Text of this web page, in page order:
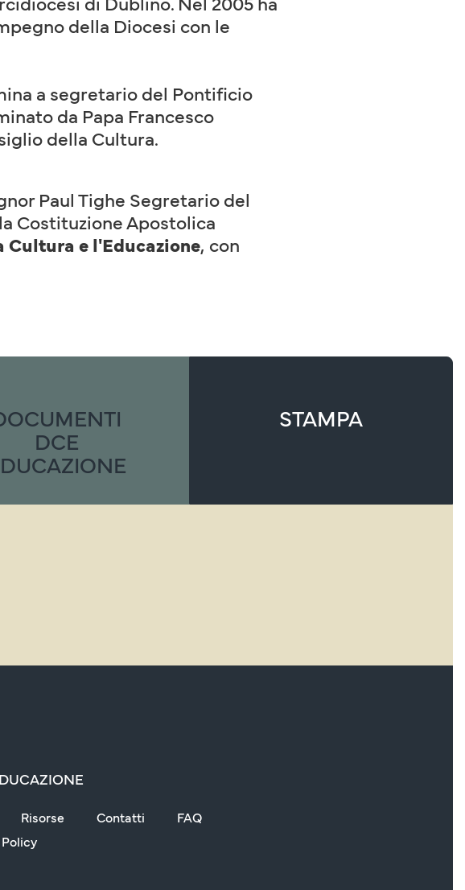
della Diocesi con le
a segretario del Pontificio
da Papa Francesco
della Cultura.
Paul Tighe Segretario del
Costituzione Apostolica
Cultura e l'Educazione, con
DCE
STAMPA
Risorse Contatti
FAQ